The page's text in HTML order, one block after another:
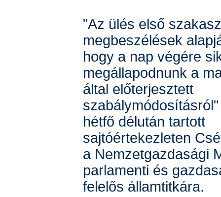
"Az ülés első
megbeszélések
hogy a nap végére
megállapodnunk a
által előterjesztett
hétfő délután tartott
sajtóértekezleten
a Nemzetgazdasági
parlamenti és
felelős államtitkára.